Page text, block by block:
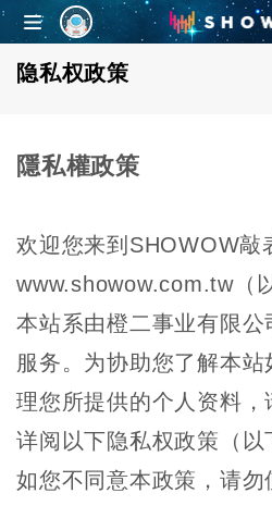
隐私权政策
隱私權政策
欢迎您来到SHOWOW敲
www.showow.com.tw（
本站系由橙二事业有限
服务。为协助您了解本
理您所提供的个人资料，
详阅以下隐私权政策（以
如您不同意本政策，请勿